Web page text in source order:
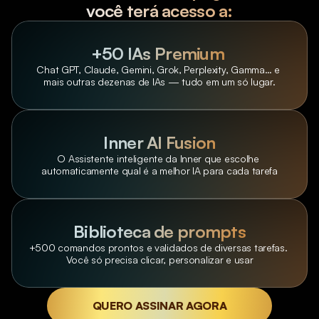
você terá acesso a:
+50 IAs Premium
Chat GPT, Claude, Gemini, Grok, Perplexity, Gamma… e
mais outras dezenas de IAs — tudo em um só lugar.
Inner AI Fusion
O Assistente inteligente da Inner que escolhe
automaticamente qual é a melhor IA para cada tarefa
Biblioteca de prompts
+500 comandos prontos e validados de diversas tarefas.
Você só precisa clicar, personalizar e usar
QUERO ASSINAR AGORA